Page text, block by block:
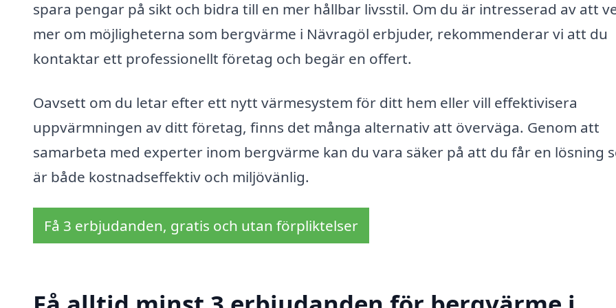
spara pengar på sikt och bidra till en mer hållbar livsstil. Om du är intresserad av att
mer om möjligheterna som bergvärme i Nävragöl erbjuder, rekommenderar vi att du
kontaktar ett professionellt företag och begär en offert.
Oavsett om du letar efter ett nytt värmesystem för ditt hem eller vill effektivisera
uppvärmningen av ditt företag, finns det många alternativ att överväga. Genom att
samarbeta med experter inom bergvärme kan du vara säker på att du får en lösning
är både kostnadseffektiv och miljövänlig.
Få 3 erbjudanden, gratis och utan förpliktelser